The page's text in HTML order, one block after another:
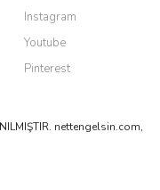
Instagram
Youtube
Pinterest
nettengelsin.com,